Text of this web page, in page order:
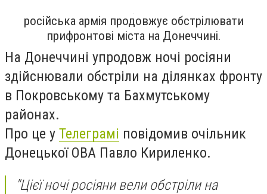
російська армія продовжує обстрілювати
прифронтові міста на Донеччині.
На Донеччині упродовж ночі росіяни
здійснювали обстріли на ділянках фронту
в Покровському та Бахмутському
районах.
Про це у Телеграмі повідомив очільник
Донецької ОВА Павло Кириленко.
"Цієї ночі росіяни вели обстріли на